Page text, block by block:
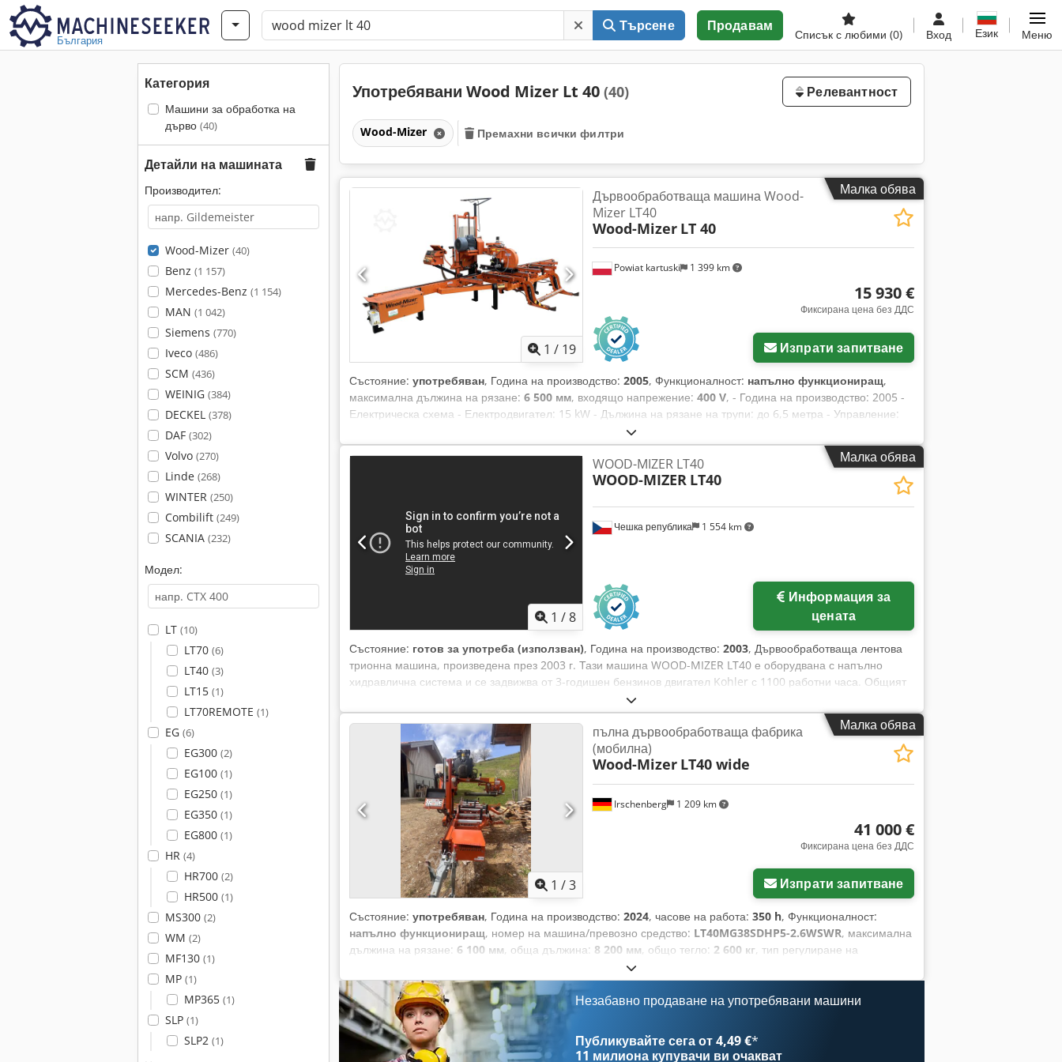
България
Търсене Продавам
Списък с любими (0) Вход Език Меню
Категория
Машини за обработка на
дърво (40)
Детайли на машината
Производител:
Wood-Mizer (40)
Benz (1 157)
Mercedes-Benz (1 154)
MAN (1 042)
Siemens (770)
Iveco (486)
SCM (436)
WEINIG (384)
DECKEL (378)
DAF (302)
Volvo (270)
Linde (268)
WINTER (250)
Combilift (249)
SCANIA (232)
Модел:
LT (10)
LT70 (6)
LT40 (3)
LT15 (1)
LT70REMOTE (1)
EG (6)
EG300 (2)
EG100 (1)
EG250 (1)
EG350 (1)
EG800 (1)
HR (4)
HR700 (2)
HR500 (1)
MS300 (2)
WM (2)
MF130 (1)
MP (1)
MP365 (1)
SLP (1)
SLP2 (1)
Употребявани Wood Mizer Lt 40 (40) Релевантност
Wood-Mizer Премахни всички филтри
Малка обява
1 / 19
Powiat kartuski 1 399 km
Дървообработваща машина Wood-
Mizer LT40
Wood-Mizer LT 40
15 930 €
Фиксирана цена без ДДС
Изпрати запитване
Състояние: употребяван, Година на производство: 2005, Функционалност: напълно функциониращ,
максимална дължина на рязане: 6 500 мм, входящо напрежение: 400 V, - Година на производство: 2005 -
Електрическа схема - Електродвигател: 15 kW - Дължина на рязане на трупи: до 6,5 метра - Управление:
стационарен пулт - Допълнително оборудване: Crjdoyrdg Dopfx Aixsf - Хидравлично зареждане -
Хидравлично притискане - Хидравличен въртач - Регулиране на ролките - Коробелачка (за отстраняване на
кората преди рязане) - Двуфункционално притискане - Странични опори - Нивелиращи ролки Размери на
машината: - дължина: 750 см - ширина: 220 см - височина: 240 см - тегло ~1700 кг
Малка обява
1 /8
Чешка република 1 554 km
WOOD-MIZER LT40
WOOD-MIZER LT40
цената
Състояние: готов за употреба (използван), Година на производство: 2003, Дървообработваща лентова
трионна машина, произведена през 2003 г. Тази машина WOOD-MIZER LT40 е оборудвана с напълно
хидравлична система и се задвижва от 3-годишен бензинов двигател Kohler с 1100 работни часа. Общият
брой на работните часове е 4300, а през 2026 г. трионът е подложен на пълна поддръжка, което гарантира
пълната му функционалност. Ако търсите висококачествени характеристики на трион, обърнете внимание
на WOOD-MIZER LT40, който предлагаме за продажба. Свържете се с нас за повече информация. •
Оборудване: Напълно хидравличен трион • Двигател: Бензинов двигател Kohler, 3 години, 1100 работни
часа Crsdpfszg Epzjx Aixjf • Общ брой работни часове: 4300 • Поддръжка/Състояние: Напълно обслужен
през 2026 г.; напълно функционален
Малка обява
1 /3
Irschenberg 1 209 km
пълна дървообработваща фабрика
(мобилна)
Wood-Mizer LT40 wide
41 000 €
Фиксирана цена без ДДС
Изпрати запитване
Състояние: употребяван, Година на производство: 2024, часове на работа: 350 h, Функционалност:
напълно функциониращ, номер на машина/превозно средство: LT40MG38SDHP5-2.6WSWR, максимална
дължина на рязане: 6 100 мм, обща дължина: 8 200 мм, общо тегло: 2 600 кг, тип регулиране на
, максимална ширина на рязане:
употребявана мобилна линия Wood-Mizer LT40 wide, модел 2024 г. Дължина на рязане: 6,1 м Ширина на
рязане (дъска): 82 см Макс. обработваеми трупи: 100 см Година на производство: 02/24, около 350
работни часа Задвижване: бензинов двигател 38 к.с. SW 10 - определяне на дебелината на рязане
Електрическа глава на триона (напред, назад, нагоре, надолу) Електрически съединител за двигателя
Хидравличен пакет 5 (почти напълно оборудван) Устройство за повдигане на трупи, 2 прижимни скоби, 2
Незабавно продаване на употребявани машини
Публикувайте сега от 4,49 €*
11 милиона купувачи ви очакват